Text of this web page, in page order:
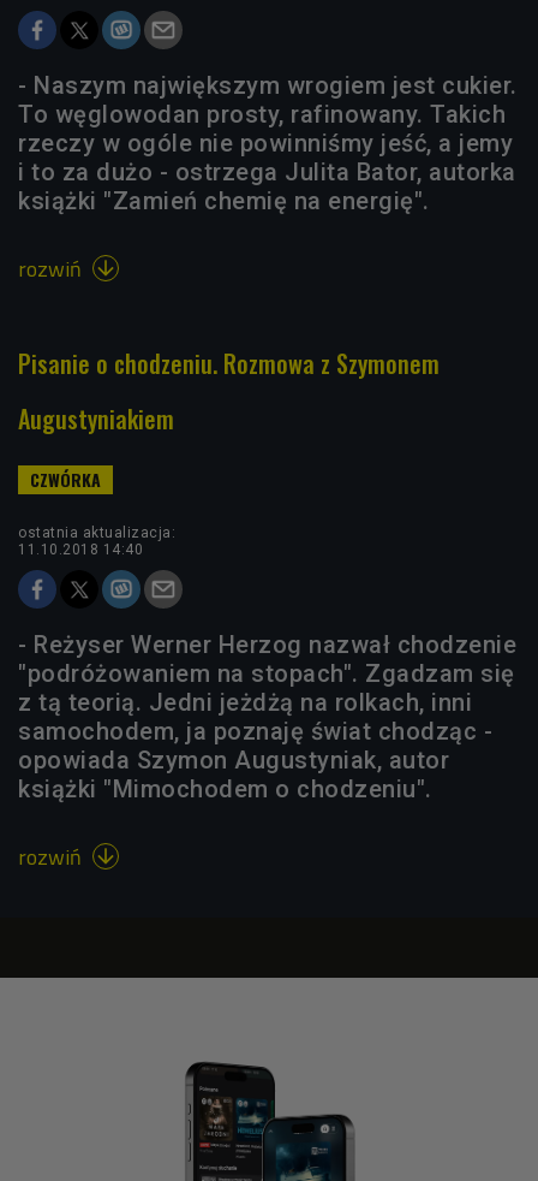
- Naszym największym wrogiem jest cukier.
To węglowodan prosty, rafinowany. Takich
rzeczy w ogóle nie powinniśmy jeść, a jemy
i to za dużo - ostrzega Julita Bator, autorka
książki "Zamień chemię na energię".
rozwiń 
Pisanie o chodzeniu. Rozmowa z Szymonem
Augustyniakiem
ostatnia aktualizacja:
11.10.2018 14:40
- Reżyser Werner Herzog nazwał chodzenie
"podróżowaniem na stopach". Zgadzam się
z tą teorią. Jedni jeżdżą na rolkach, inni
samochodem, ja poznaję świat chodząc -
opowiada Szymon Augustyniak, autor
książki "Mimochodem o chodzeniu".
rozwiń 